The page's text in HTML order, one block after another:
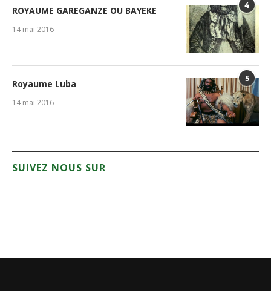
4
ROYAUME GAREGANZE OU BAYEKE
14 mai 2016
5
Royaume Luba
14 mai 2016
SUIVEZ NOUS SUR